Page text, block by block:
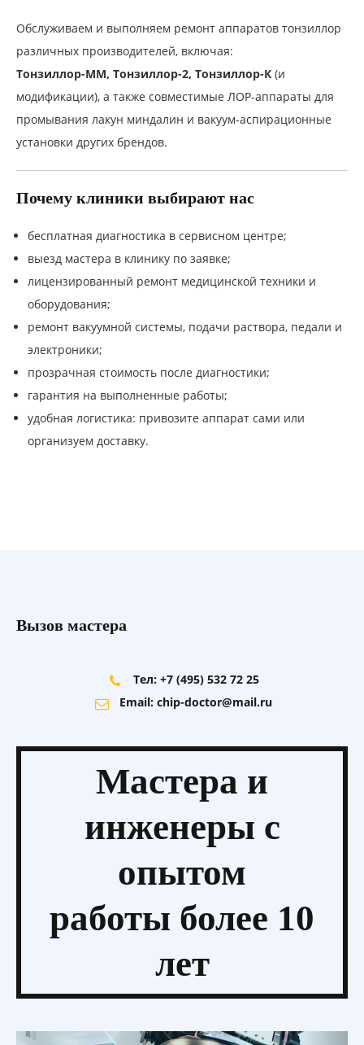
Обслуживаем и выполняем ремонт аппаратов тонзиллор
различных производителей, включая:
Тонзиллор-ММ, Тонзиллор-2, Тонзиллор-К (и
модификации), а также совместимые ЛОР-аппараты для
промывания лакун миндалин и вакуум-аспирационные
установки других брендов.
Почему клиники выбирают нас
бесплатная диагностика в сервисном центре;
выезд мастера в клинику по заявке;
лицензированный ремонт медицинской техники и
оборудования;
ремонт вакуумной системы, подачи раствора, педали и
электроники;
прозрачная стоимость после диагностики;
гарантия на выполненные работы;
удобная логистика: привозите аппарат сами или
организуем доставку.
Вызов мастера
Тел: +7 (495) 532 72 25
Email: chip-doctor@mail.ru
Мастера и
инженеры с
опытом
работы более 10
лет